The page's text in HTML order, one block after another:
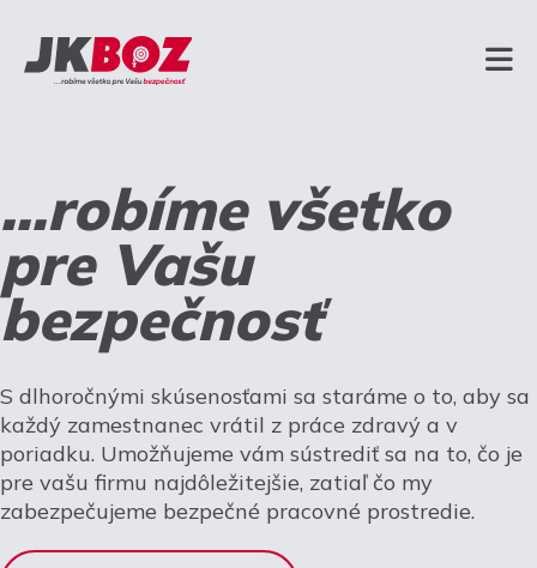
...robíme všetko
pre Vašu
bezpečnosť
S dlhoročnými skúsenosťami sa staráme o to, aby sa
každý zamestnanec vrátil z práce zdravý a v
poriadku. Umožňujeme vám sústrediť sa na to, čo je
pre vašu firmu najdôležitejšie, zatiaľ čo my
zabezpečujeme bezpečné pracovné prostredie.